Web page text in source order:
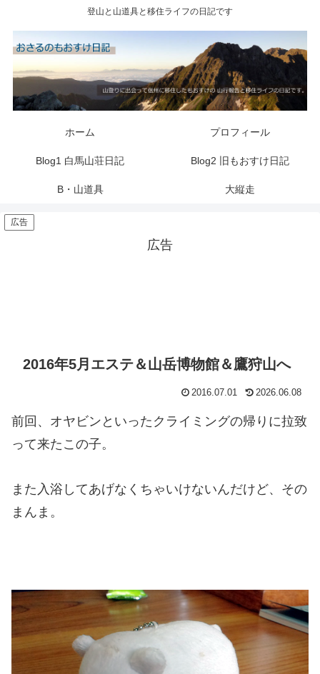
登山と山道具と移住ライフの日記です
ホーム プロフィール
Blog1 白馬山荘日記 Blog2 旧もおすけ日記
B・山道具 大縦走
広告
広告
2016年5月エステ＆山岳博物館＆鷹狩山へ
2016.07.01 2026.06.08
前回、オヤビンといったクライミングの帰りに拉致
って来たこの子。
また入浴してあげなくちゃいけないんだけど、その
まんま。